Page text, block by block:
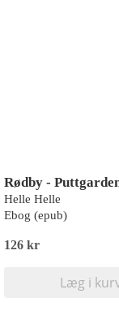
Rødby -
Helle Helle
Ebog (epub)
126 kr
Læg i